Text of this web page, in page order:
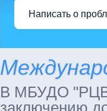
Написать о
В МБУДО
заключению